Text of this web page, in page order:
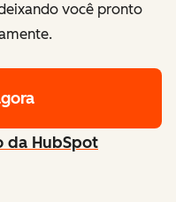
você pronto
da HubSpot